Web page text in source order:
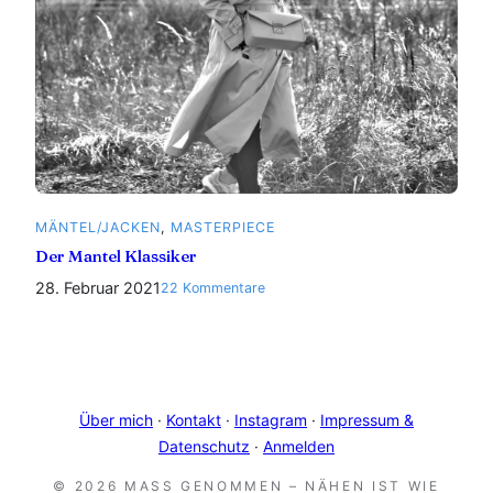
MÄNTEL/JACKEN, MASTERPIECE
Der Mantel Klassiker
28. Februar 2021 22 Kommentarezu
Über mich · Kontakt · Instagram · Impressum &
Datenschutz · Anmelden
© 2026 MASS GENOMMEN – NÄHEN IST WIE Z